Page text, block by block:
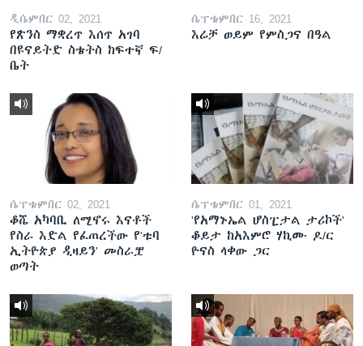
ዲሴምበር 02, 2021
የጽንስ ማቋረጥ እሰጥ አገባ
በዩናይትድ ስቴትስ ከፍተኛ ፍ/
ቤት
ሴፕቴምበር 16, 2021
እሬቻ ወይም የምስጋና በዓል
ሴፕቴምበር 02, 2021
ቆሼ አካባቢ ለሚኖሩ እናቶች
የስራ እድል የፈጠረችው የ'ቱባ
ኢትዮጵያ ዲዛይን' መስራቿ
ወጣት
ሴፕቴምበር 01, 2021
'የአማኑኤል ሆስፒታል ታሪኮች'
ቆይታ ከአእምሮ ሃኪሙ ዶ/ር
ዮናስ ላቀው ጋር